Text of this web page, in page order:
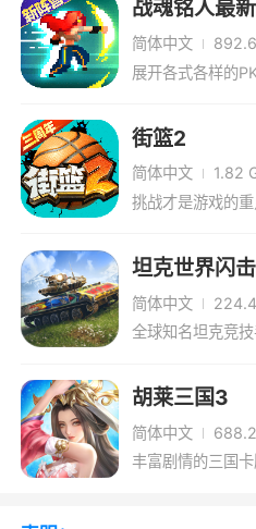
虽然这个技能没加
并且可以对半血目标造
秒，2秒能干啥我就不说
冷却非常短，2级35
以21秒一个大。
PS：这个技能打龙
2000多血吧，抢龙一把手
【技能加点】
有大点大
一般情况主点二技，
技高，但是冷却快啊，耗
如果和你对线的是手
战魂铭人最
简体中文
展开各式各样的
街篮2
简体中文
1.82
挑战才是游戏的重
坦克世界闪
简体中文
全球知名坦克竞
胡莱三国3
简体中文
丰富剧情的三国